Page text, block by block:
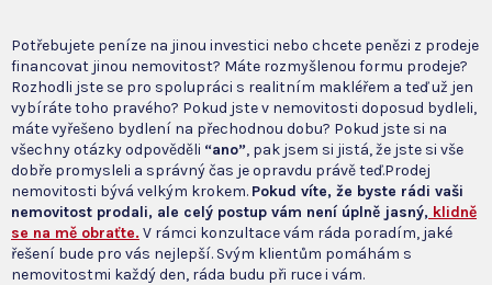
Potřebujete peníze na jinou investici nebo chcete penězi z prodeje
financovat jinou nemovitost? Máte rozmyšlenou formu prodeje?
Rozhodli jste se pro spolupráci s realitním makléřem a teď už jen
vybíráte toho pravého? Pokud jste v nemovitosti doposud bydleli,
máte vyřešeno bydlení na přechodnou dobu? Pokud jste si na
všechny otázky odpověděli “ano”, pak jsem si jistá, že jste si vše
dobře promysleli a správný čas je opravdu právě teď.Prodej
nemovitosti bývá velkým krokem. Pokud víte, že byste rádi vaši
nemovitost prodali, ale celý postup vám není úplně jasný, klidně
se na mě obraťte. V rámci konzultace vám ráda poradím, jaké
řešení bude pro vás nejlepší. Svým klientům pomáhám s
nemovitostmi každý den, ráda budu při ruce i vám.